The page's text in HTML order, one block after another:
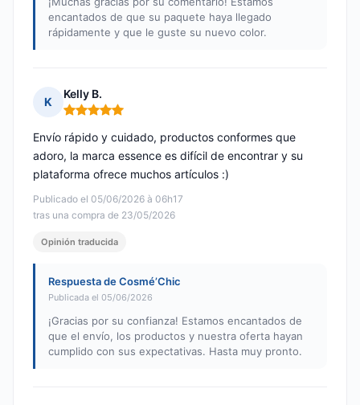
encantados de que su paquete haya llegado
rápidamente y que le guste su nuevo color.
K
Kelly B.
Nota: 5 de 5
Publicado el 05/06/2026 à 06h17
tras una compra de 23/05/2026
Envío rápido y cuidado, productos conformes que
adoro, la marca essence es difícil de encontrar y su
plataforma ofrece muchos artículos :)
Opinión traducida
Respuesta de Cosmé’Chic
Publicada el 05/06/2026
¡Gracias por su confianza! Estamos encantados de
que el envío, los productos y nuestra oferta hayan
cumplido con sus expectativas. Hasta muy pronto.